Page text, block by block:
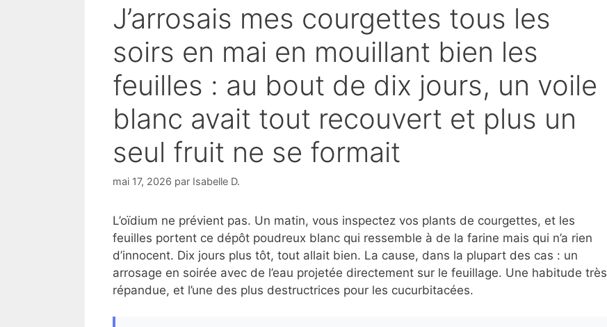
J’arrosais mes courgettes tous les
soirs en mai en mouillant bien les
feuilles : au bout de dix jours, un voile
blanc avait tout recouvert et plus un
seul fruit ne se formait
mai 17, 2026 par Isabelle D.
L’oïdium ne prévient pas. Un matin, vous inspectez vos plants de courgettes, et les
feuilles portent ce dépôt poudreux blanc qui ressemble à de la farine mais qui n’a rien
d’innocent. Dix jours plus tôt, tout allait bien. La cause, dans la plupart des cas : un
arrosage en soirée avec de l’eau projetée directement sur le feuillage. Une habitude très
répandue, et l’une des plus destructrices pour les cucurbitacées.